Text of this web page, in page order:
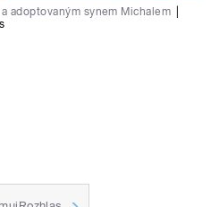
adoptovaným synem Michalem